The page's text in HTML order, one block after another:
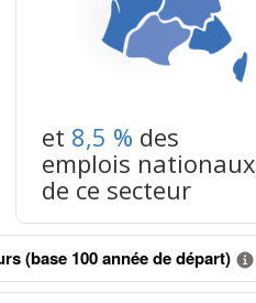
et 8,5 % des
emplois nationaux
de ce secteur
(base 100 année de départ)